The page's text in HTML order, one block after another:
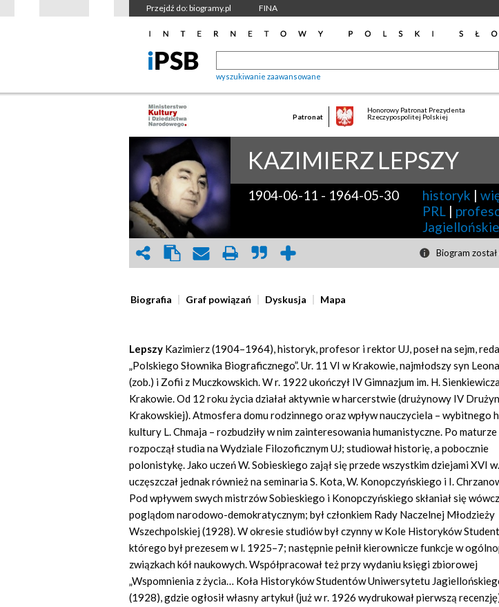
Przejdź do: biogramy.pl FINA
wyszukiwanie zaawansowane
Patronat
Honorowy Patronat Prezydenta
Rzeczypospolitej Polskiej
KAZIMIERZ LEPSZY
1904-06-11 - 1964-05-30 historyk |
PRL |
Biogram
Biografia Graf powiązań Dyskusja Mapa
Lepszy Kazimierz (1904–1964), historyk, profesor i rektor UJ, poseł na sejm,
„Polskiego Słownika Biograficznego”. Ur. 11 VI w Krakowie, najmłodszy syn
(zob.) i Zofii z Muczkowskich. W r. 1922 ukończył IV Gimnazjum im. H.
Krakowie. Od 12 roku życia działał aktywnie w harcerstwie (drużynowy IV
Krakowskiej). Atmosfera domu rodzinnego oraz wpływ nauczyciela – wybitnego
kultury L. Chmaja – rozbudziły w nim zainteresowania humanistyczne. Po maturze
rozpoczął studia na Wydziale Filozoficznym UJ; studiował historię, a pobocznie
polonistykę. Jako uczeń W. Sobieskiego zajął się przede wszystkim dziejami XVI
uczęszczał jednak również na seminaria S. Kota, W. Konopczyńskiego i I.
Pod wpływem swych mistrzów Sobieskiego i Konopczyńskiego skłaniał się
poglądom narodowo-demokratycznym; był członkiem Rady Naczelnej Młodzieży
Wszechpolskiej (1928). W okresie studiów był czynny w Kole Historyków
którego był prezesem w l. 1925–7; następnie pełnił kierownicze funkcje w
związkach kół naukowych. Współpracował też przy wydaniu księgi zbiorowej
„Wspomnienia z życia… Koła Historyków Studentów Uniwersytetu
(1928), gdzie ogłosił własny artykuł (już w r. 1926 wydrukował pierwszą